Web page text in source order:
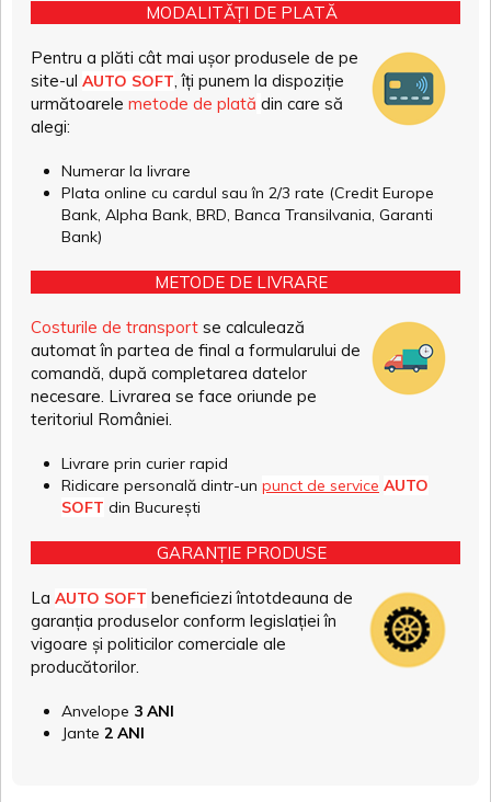
MODALITĂȚI DE PLATĂ
Pentru a plăti cât mai ușor produsele de pe
site-ul AUTO SOFT , îți punem la dispoziție
următoarele metode de plată din care să
alegi:
Numerar la livrare
Plata online cu cardul sau în 2/3 rate (Credit Europe
Bank, Alpha Bank, BRD, Banca Transilvania, Garanti
Bank)
METODE DE LIVRARE
Costurile de transport se calculează
automat în partea de final a formularului de
comandă, după completarea datelor
necesare. Livrarea se face oriunde pe
teritoriul României.
Livrare prin curier rapid
Ridicare personală dintr-un punct de service AUTO
SOFT din București
GARANȚIE PRODUSE
La AUTO SOFT beneficiezi întotdeauna de
garanția produselor conform legislației în
vigoare și politicilor comerciale ale
producătorilor.
Anvelope 3 ANI
Jante 2 ANI